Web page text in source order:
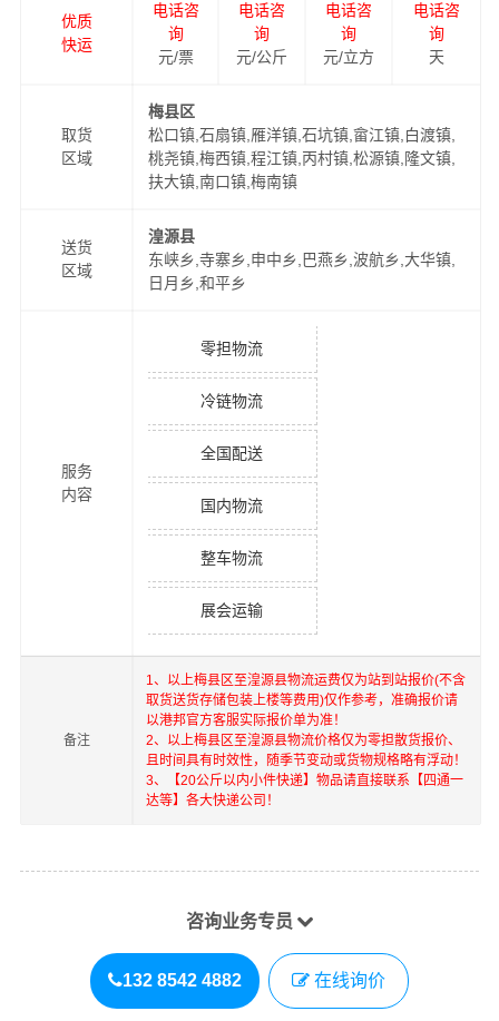
优质
快运
电话咨
询
元/票
电话咨
询
元/公斤
电话咨
询
元/立方
电话咨
询
天
取货
区域
梅县区
松口镇,石扇镇,雁洋镇,石坑镇,畲江镇,白渡镇,
桃尧镇,梅西镇,程江镇,丙村镇,松源镇,隆文镇,
扶大镇,南口镇,梅南镇
送货
区域
湟源县
东峡乡,寺寨乡,申中乡,巴燕乡,波航乡,大华镇,
日月乡,和平乡
服务
内容
零担物流
冷链物流
全国配送
国内物流
整车物流
展会运输
备注
1、以上梅县区 至湟源县物流运费仅为站到站报价(不含
取货送货存储包装上楼等费用)仅作参考，准确报价请
以港邦官方客服实际报价单为准！
2、以上梅县区 至湟源县物流价格仅为零担散货报价、
且时间具有时效性，随季节变动或货物规格略有浮动！
3、【20公斤以内小件快递】物品请直接联系【四通一
达等】各大快递公司！
咨询业务专员
132 8542 4882 在线询价